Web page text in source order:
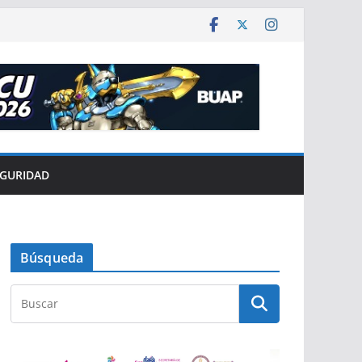
Búsqueda